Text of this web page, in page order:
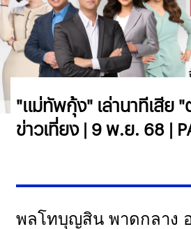
"แม่ทัพกุ้ง" เล่านาทีเสีย
ข่าวเที่ยง | 9 พ.ย. 68 |
พลโทบุญสิน พาดกลาง